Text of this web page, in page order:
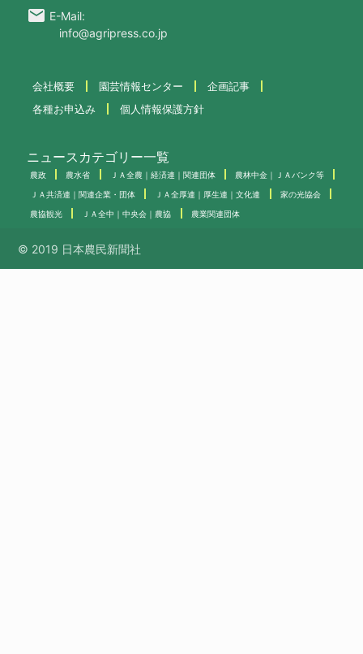
email E-Mail:
info@agripress.co.jp
会社概要 園芸情報センター
企画記事
各種お申込み
個人情報保護方針
ニュースカテゴリー一覧
農政 農水省 ＪＡ全農｜経済連｜関連団体 農林中金｜ＪＡバンク等
ＪＡ共済連｜関連企業・団体 ＪＡ全厚連｜厚生連｜文化連 家の光協会
農協観光 ＪＡ全中｜中央会｜農協 農業関連団体
© 2019 日本農民新聞社